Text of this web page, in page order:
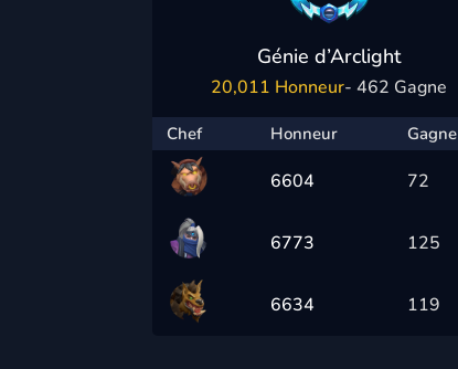
Génie d’Arclight
20,011 Honneur- 462 Gagne
Chef Honneur Gagne
6604 72
6773 125
6634 119